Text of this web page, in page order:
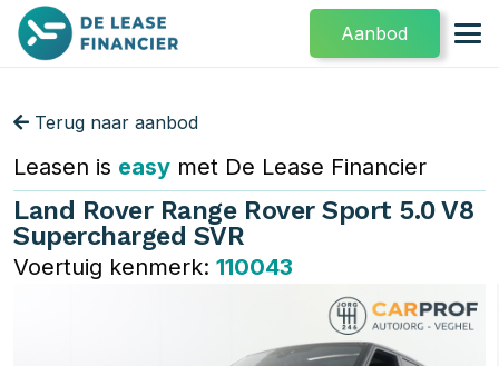
Aanbod
Terug naar aanbod
Leasen is easy met De Lease Financier
Land Rover Range Rover Sport 5.0 V8
Supercharged SVR
Voertuig kenmerk: 110043